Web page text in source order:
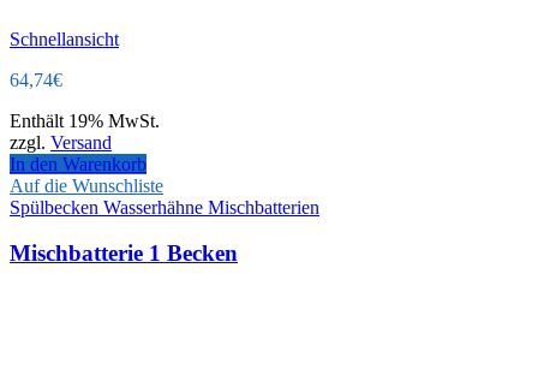
Schnellansicht
64,74€
Enthält 19% MwSt.
zzgl. Versand
In den Warenkorb
Auf die Wunschliste
Spülbecken Wasserhähne Mischbatterien
Mischbatterie 1 Becken